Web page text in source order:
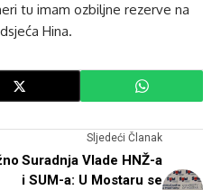
tu imam ozbiljne rezerve na
Hina.
Sljedeći Članak
Suradnja Vlade HNŽ-a
i SUM-a: U Mostaru se